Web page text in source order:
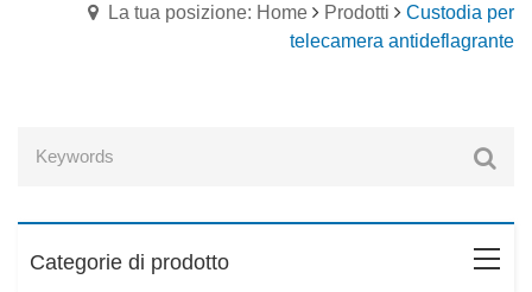
La tua posizione: Home Prodotti
Custodia per
telecamera antideflagrante
Categorie di prodotto